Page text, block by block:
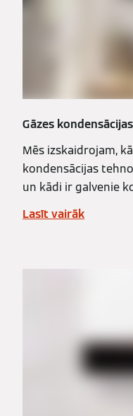
Gāzes
Mēs izskaidrojam,
kondensācijas
un kādi ir galvenie
Lasīt vairāk